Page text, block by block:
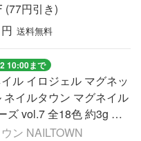
グ
(77円引き)
円 送料無料
10:00まで
ル イロジェル マグネッ
ネイルタウン マグネイル
ズ vol.7 全18色 約3g 極
クロン 2ミクロン
ン NAILTOWN